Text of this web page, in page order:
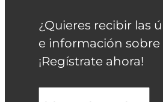
¿Quieres recibir las
e información sobre
¡Regístrate ahora!